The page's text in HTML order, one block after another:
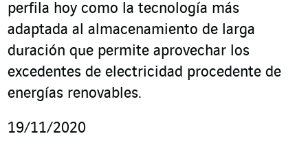
perfila hoy como la tecnología más
adaptada al almacenamiento de larga
duración que permite aprovechar los
excedentes de electricidad procedente de
energías renovables.
19/11/2020